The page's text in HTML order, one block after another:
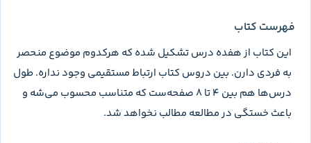
فهرست کتاب
این کتاب از هفده درس تشکیل شده که هرکدوم موضوع منحصر
به فردی دارن. بین دروس کتاب ارتباط مستقیمی وجود نداره. طول
درس‌ها هم بین 4 تا 8 صفحه‌‌ست که متناسب محسوب می‌شه و
باعث خستگی در مطالعه مطالب نخواهد شد.